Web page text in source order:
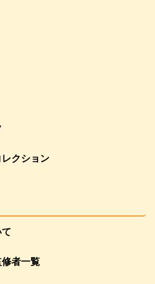
クション
者一覧